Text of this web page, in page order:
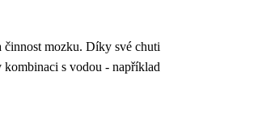
činnost mozku. Díky své chuti
s vodou - například